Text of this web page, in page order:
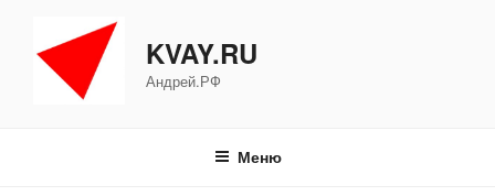
содержимому
KVAY.RU
Андрей.РФ
Меню